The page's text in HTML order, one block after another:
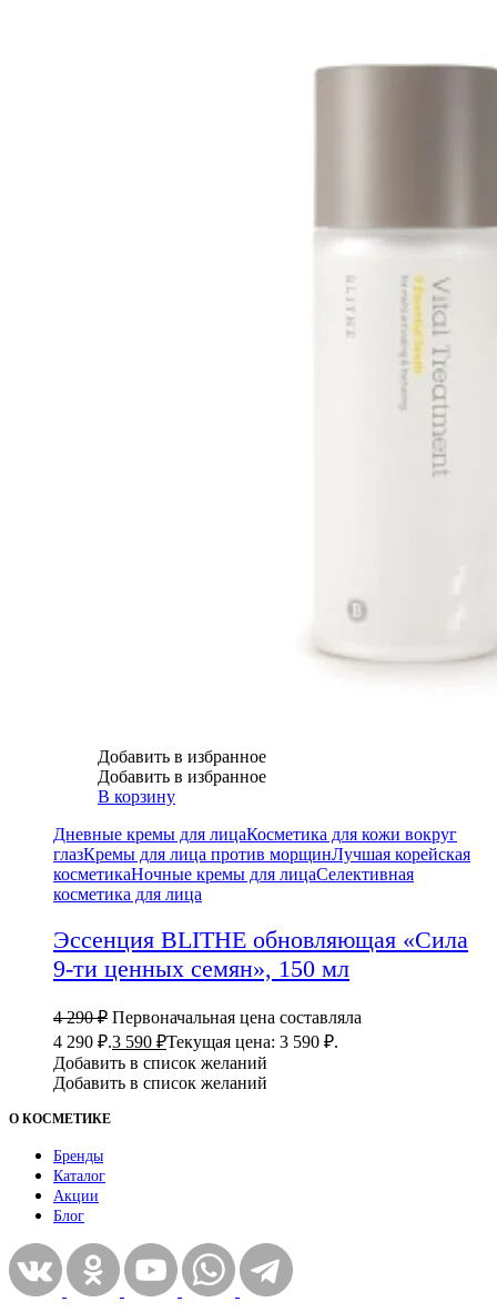
Добавить в избранное
Добавить в избранное
В корзину
Дневные кремы для лицаКосметика для кожи вокруг
глазКремы для лица против морщинЛучшая корейская
косметикаНочные кремы для лицаСелективная
косметика для лица
Эссенция BLITHE обновляющая «Сила
9-ти ценных семян», 150 мл
4 290₽ Первоначальная цена составляла
4 290 ₽.3 590 ₽Текущая цена: 3 590 ₽.
Добавить в список желаний
Добавить в список желаний
О КОСМЕТИКЕ
Бренды
Каталог
Акции
Блог